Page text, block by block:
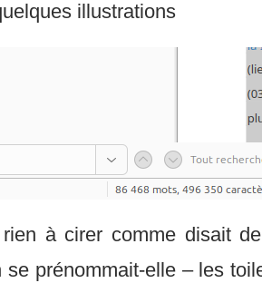
illustrations
à cirer comme disait
prénommait-elle – les